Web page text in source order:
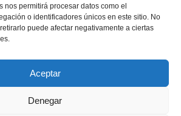
nos permitirá procesar datos como el
o identificadores únicos en este sitio. No
puede afectar negativamente a ciertas
Aceptar
Denegar
la
Solicite un presupuesto
Solicite un presupuesto